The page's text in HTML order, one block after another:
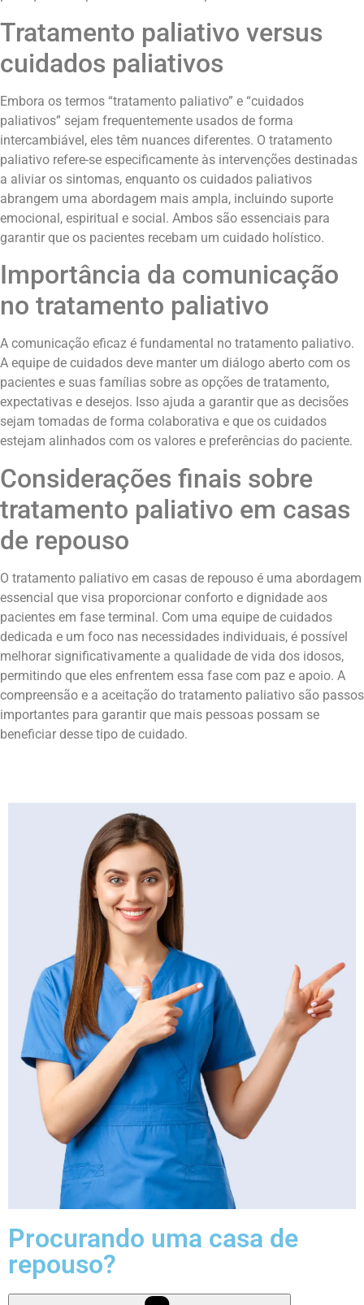
Tratamento paliativo versus
cuidados paliativos
Embora os termos “tratamento paliativo” e “cuidados
paliativos” sejam frequentemente usados de forma
intercambiável, eles têm nuances diferentes. O tratamento
paliativo refere-se especificamente às intervenções destinadas
a aliviar os sintomas, enquanto os cuidados paliativos
abrangem uma abordagem mais ampla, incluindo suporte
emocional, espiritual e social. Ambos são essenciais para
garantir que os pacientes recebam um cuidado holístico.
Importância da comunicação
no tratamento paliativo
A comunicação eficaz é fundamental no tratamento paliativo.
A equipe de cuidados deve manter um diálogo aberto com os
pacientes e suas famílias sobre as opções de tratamento,
expectativas e desejos. Isso ajuda a garantir que as decisões
sejam tomadas de forma colaborativa e que os cuidados
estejam alinhados com os valores e preferências do paciente.
Considerações finais sobre
tratamento paliativo em casas
de repouso
O tratamento paliativo em casas de repouso é uma abordagem
essencial que visa proporcionar conforto e dignidade aos
pacientes em fase terminal. Com uma equipe de cuidados
dedicada e um foco nas necessidades individuais, é possível
melhorar significativamente a qualidade de vida dos idosos,
permitindo que eles enfrentem essa fase com paz e apoio. A
compreensão e a aceitação do tratamento paliativo são passos
importantes para garantir que mais pessoas possam se
beneficiar desse tipo de cuidado.
Procurando uma casa de
repouso?